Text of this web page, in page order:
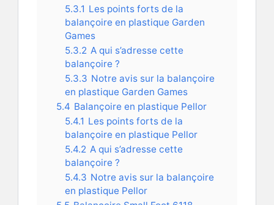
5.3.1 Les points forts de la
balançoire en plastique Garden
Games
5.3.2 A qui s’adresse cette
balançoire ?
5.3.3 Notre avis sur la balançoire
en plastique Garden Games
5.4 Balançoire en plastique Pellor
5.4.1 Les points forts de la
balançoire en plastique Pellor
5.4.2 A qui s’adresse cette
balançoire ?
5.4.3 Notre avis sur la balançoire
en plastique Pellor